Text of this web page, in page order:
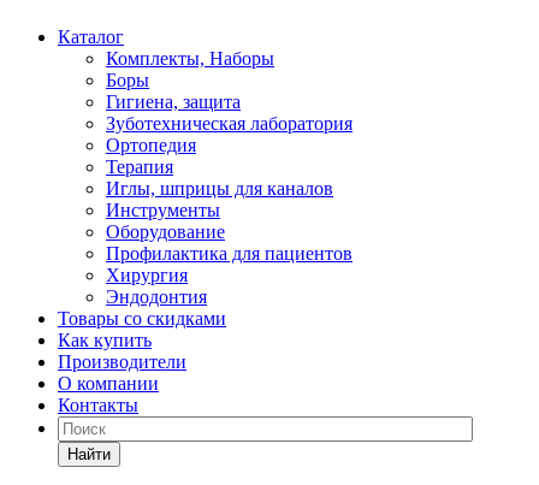
Каталог
Комплекты, Наборы
Боры
Гигиена, защита
Зуботехническая лаборатория
Ортопедия
Терапия
Иглы, шприцы для каналов
Инструменты
Оборудование
Профилактика для пациентов
Хирургия
Эндодонтия
Товары со скидками
Как купить
Производители
О компании
Контакты
Найти